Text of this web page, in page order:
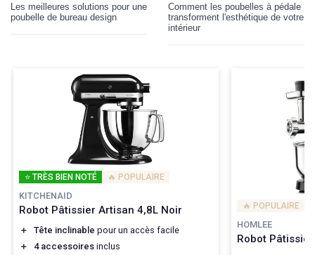
Les meilleures solutions pour une
poubelle de bureau design
Comment les poubelles à pédale
transforment l'esthétique de votre
intérieur
⭐ TRÈS BIEN NOTÉ 🔥 POPULAIRE
KITCHENAID
Robot Pâtissier Artisan 4,8L Noir
＋ Tête inclinable pour un accès facile
＋
4 accessoires inclus
🔥 POPULAIRE
HOMLEE
Robot